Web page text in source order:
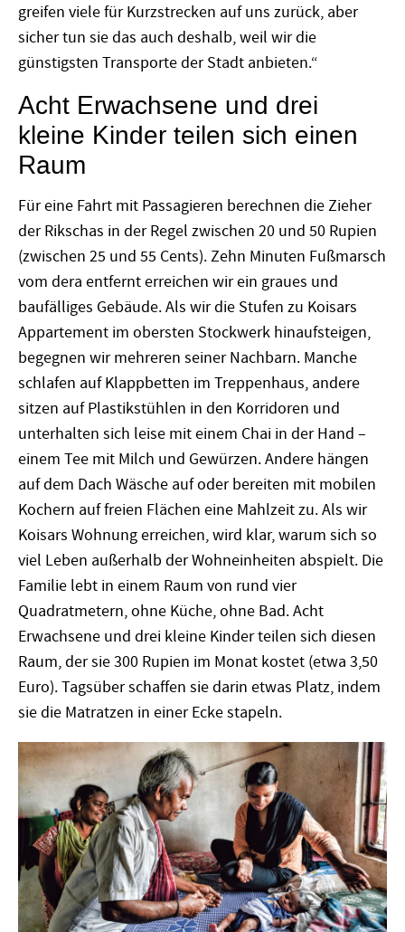
greifen viele für Kurzstrecken auf uns zurück, aber
sicher tun sie das auch deshalb, weil wir die
günstigsten Transporte der Stadt anbieten.“
Acht Erwachsene und drei
kleine Kinder teilen sich einen
Raum
Für eine Fahrt mit Passagieren berechnen die Zieher
der Rikschas in der Regel zwischen 20 und 50 Rupien
(zwischen 25 und 55 Cents). Zehn Minuten Fußmarsch
vom dera entfernt erreichen wir ein graues und
baufälliges Gebäude. Als wir die Stufen zu Koisars
Appartement im obersten Stockwerk hinaufsteigen,
begegnen wir mehreren seiner Nachbarn. Manche
schlafen auf Klappbetten im Treppenhaus, andere
sitzen auf Plastikstühlen in den Korridoren und
unterhalten sich leise mit einem Chai in der Hand –
einem Tee mit Milch und Gewürzen. Andere hängen
auf dem Dach Wäsche auf oder bereiten mit mobilen
Kochern auf freien Flächen eine Mahlzeit zu. Als wir
Koisars Wohnung erreichen, wird klar, warum sich so
viel Leben außerhalb der Wohneinheiten abspielt. Die
Familie lebt in einem Raum von rund vier
Quadratmetern, ohne Küche, ohne Bad. Acht
Erwachsene und drei kleine Kinder teilen sich diesen
Raum, der sie 300 Rupien im Monat kostet (etwa 3,50
Euro). Tagsüber schaffen sie darin etwas Platz, indem
sie die Matratzen in einer Ecke stapeln.